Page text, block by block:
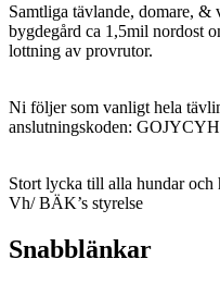
Samtliga tävlande, domare, &
bygdegård ca 1,5mil nordost
lottning av provrutor.
Ni följer som vanligt hela
anslutningskoden:
Stort lycka till alla hundar och
Vh/ BÄK’s styrelse
Snabblänkar